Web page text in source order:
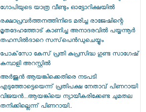
ഗോപിയുടെ യാത്ര വീണ്ടും ഓട്ടോറിക്ഷയില്‍
രക്ഷാപ്രവര്‍ത്തനത്തിനിടെ മരിച്ച രാജേഷിന്റെ
മൃതദേഹത്തോട് കാണിച്ച അനാദരവില്‍ പയ്യന്നൂര്‍
തഹസില്‍ദാറെ സസ്‌പെന്‍ഡുചെയ്യും
പോക്‌സോ കേസ് പ്രതി കുപ്രസിദ്ധ ഗുണ്ട സാഗേഷ്
കുമ്പാളി അറസ്റ്റില്‍
അർജുൻ ആയങ്കിക്കെതിരെ നടപടി
എടുത്തോട്ടെയെന്ന് പ്രതിപക്ഷ നേതാവ് പിണറായി
വിജയൻ...ആയങ്കിയെ ന്യായീകരിക്കേണ്ട ചുമതല
തനിക്കില്ലെന്ന് പിണറായി..